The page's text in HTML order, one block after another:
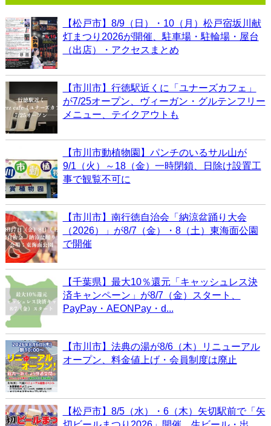
【松戸市】8/9（日）・10（月）松戸宿坂川献
灯まつり2026が開催、駐車場・駐輪場・屋台
（出店）・アクセスまとめ
【市川市】行徳駅近くに「ユナーズカフェ」
が7/25オープン、ヴィーガン・グルテンフリー
メニュー、テイクアウトも
【市川市動植物園】パンチのいるサル山が
9/1（火）～18（金）一時閉鎖、日除け設置工
事で観覧不可に
【市川市】南行徳自治会「納涼盆踊り大会
（2026）」が8/7（金）・8（土）東海面公園
で開催
【千葉県】最大10％還元「キャッシュレス決
済キャンペーン」が8/7（金）スタート、
PayPay・AEONPay・d...
【市川市】法典の湯が8/6（木）リニューアル
オープン、料金値上げ・会員制度は廃止
【松戸市】8/5（水）・6（木）矢切駅前で「矢